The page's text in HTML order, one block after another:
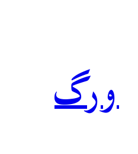
ورگ